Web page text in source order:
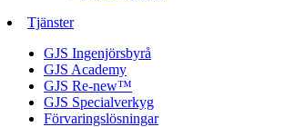
Tjänster
GJS Ingenjörsbyrå
GJS Academy
GJS Re-new™
GJS Specialverkyg
Förvaringslösningar